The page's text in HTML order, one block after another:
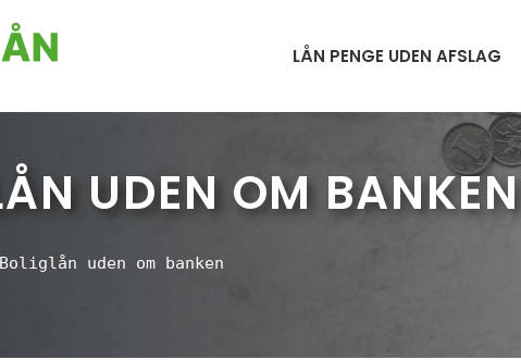
LÅN PENGE UDEN AFSLAG
UDEN OM BANKEN
Boliglån uden om banken